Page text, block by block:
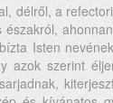
délről, a
Isten
azok szerint